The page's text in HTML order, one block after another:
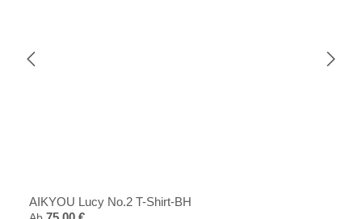
AIKYOU Lucy No.2 T-Shirt-BH